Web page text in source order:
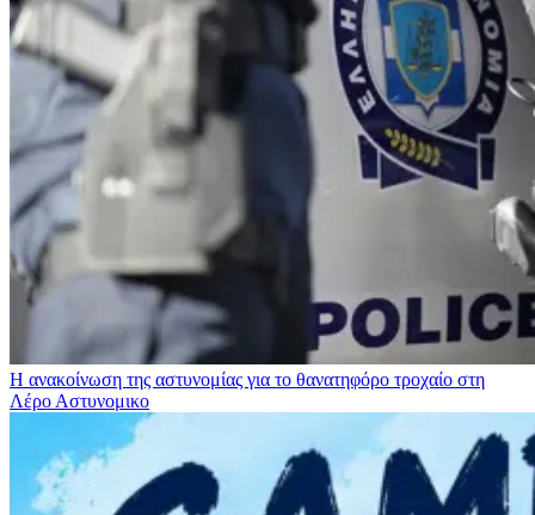
Η ανακοίνωση της αστυνομίας για το θανατηφόρο τροχαίο στη
Λέρο Αστυνομικο